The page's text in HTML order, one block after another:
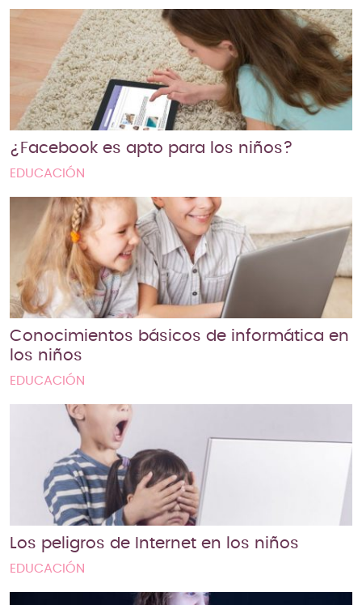
¿Facebook es apto para los niños?
EDUCACIÓN
Conocimientos básicos de informática en
los niños
EDUCACIÓN
Los peligros de Internet en los niños
EDUCACIÓN